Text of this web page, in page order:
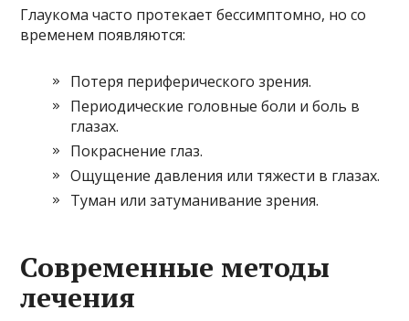
Глаукома часто протекает бессимптомно, но со
временем появляются:
Потеря периферического зрения.
Периодические головные боли и боль в
глазах.
Покраснение глаз.
Ощущение давления или тяжести в глазах.
Туман или затуманивание зрения.
Современные методы
лечения